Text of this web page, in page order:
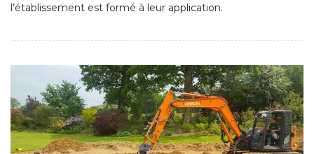
l’établissement est formé à leur application.